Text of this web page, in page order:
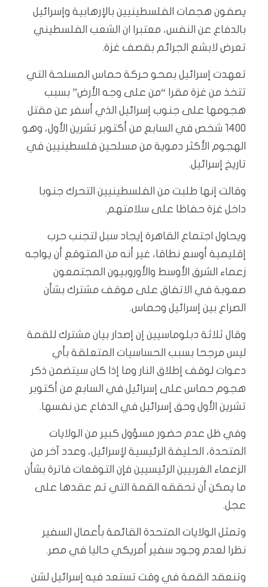
يصفون هجمات الفلسطينيين بالإرهابية وإسرائيل
بالدفاع عن النفس، معتبرا ان الشعب الفلسطيني
تعرض لابشع الجرائم بقصف غزة.
تعهدت إسرائيل بمحو حركة حماس المسلحة التي
تتخذ من غزة مقرا “من على وجه الأرض” بسبب
هجومها على جنوب إسرائيل الذي أسفر عن مقتل
1400 شخص في السابع من أكتوبر تشرين الأول، وهو
الهجوم الأكثر دموية من مسلحين فلسطينيين في
تاريخ إسرائيل.
وقالت إنها طلبت من الفلسطينيين التحرك جنوبا
داخل غزة حفاظا على سلامتهم.
ويحاول اجتماع القاهرة إيجاد سبل لتجنب حرب
إقليمية أوسع نطاقا، غير أنه من المتوقع أن يواجه
زعماء الشرق الأوسط والأوروبيون المجتمعون
صعوبة في الاتفاق على موقف مشترك بشأن
الصراع بين إسرائيل وحماس.
وقال ثلاثة دبلوماسيين إن إصدار بيان مشترك للقمة
ليس مرجحا بسبب الحساسيات المتعلقة بأي
دعوات لوقف إطلاق النار وما إذا كان سيتضمن ذكر
هجوم حماس على إسرائيل في السابع من أكتوبر
تشرين الأول وحق إسرائيل في الدفاع عن نفسها.
وفي ظل عدم حضور مسؤول كبير من الولايات
المتحدة، الحليفة الرئيسية لإسرائيل، وعدد آخر من
الزعماء الغربيين الرئيسيين فإن التوقعات فاترة بشأن
ما يمكن أن تحققه القمة التي تم عقدها على
عجل.
وتمثل الولايات المتحدة القائمة بأعمال السفير
نظرا لعدم وجود سفير أمريكي حاليا في مصر.
وتنعقد القمة في وقت تستعد فيه إسرائيل لشن